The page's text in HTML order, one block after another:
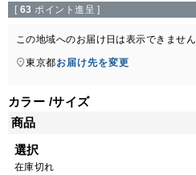
[ 63 ポイント進呈 ]
この地域へのお届け日は表示できません
東京都お届け先を変更
カラー サイズ
商品
選択
在庫切れ